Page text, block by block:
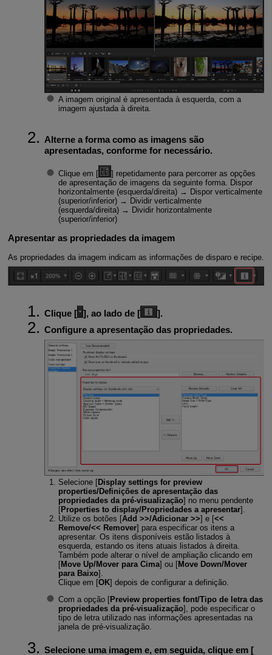
A imagem original é apresentada à esquerda, com a
imagem ajustada à direita.
Alterne a forma como as imagens são
apresentadas, conforme for necessário.
Clique em [
] repetidamente para percorrer as opções
de apresentação de imagens da seguinte forma. Dispor
horizontalmente (esquerda/direita) → Dispor verticalmente
(superior/inferior) → Dividir verticalmente
(esquerda/direita) → Dividir horizontalmente
(superior/inferior)
Apresentar as propriedades da imagem
As propriedades da imagem indicam as informações de disparo e recipe.
Clique [ ], ao lado de [
].
Configure a apresentação das propriedades.
Selecione [Display settings for preview
properties/Definições de apresentação das
propriedades da pré-visualização] no menu pendente
[Properties to display/Propriedades a apresentar].
Utilize os botões [Add >>/Adicionar >>] e [<<
Remove/<< Remover] para especificar os itens a
apresentar. Os itens disponíveis estão listados à
esquerda, estando os itens atuais listados à direita.
Também pode alterar o nível de ampliação clicando em
[Move Up/Mover para Cima] ou [Move Down/Mover
para Baixo].
Clique em [OK] depois de configurar a definição.
Com a opção [Preview properties font/Tipo de letra das
propriedades da pré-visualização], pode especificar o
tipo de letra utilizado nas informações apresentadas na
janela de pré-visualização.
Selecione uma imagem e, em seguida, clique em [